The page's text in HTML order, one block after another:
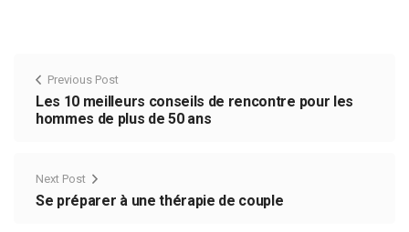
Previous Post
Les 10 meilleurs conseils de rencontre pour les
hommes de plus de 50 ans
Next Post
Se préparer à une thérapie de couple